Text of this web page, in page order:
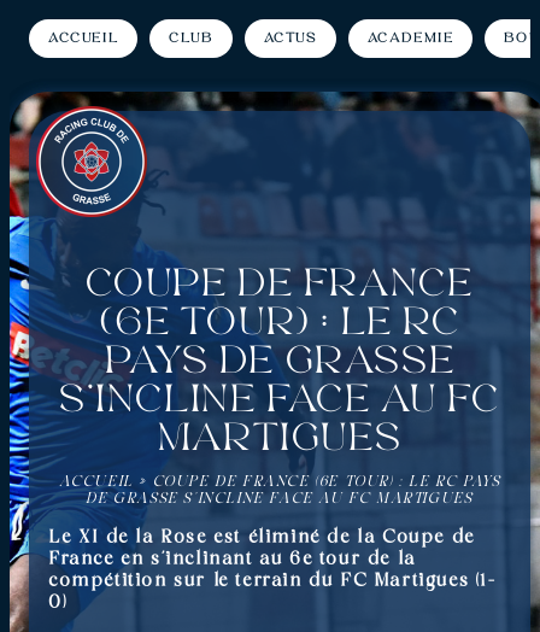
Accueil Club Actus Académie
Coupe de France
(6e tour) : Le RC
Pays de Grasse
s’incline face au FC
Martigues
ACCUEIL » COUPE DE FRANCE (6E TOUR) : LE RC PAYS
DE GRASSE S’INCLINE FACE AU FC MARTIGUES
Le XI de la Rose est éliminé de la Coupe de
France en s’inclinant au 6e tour de la
compétition sur le terrain du FC Martigues (1-
0)